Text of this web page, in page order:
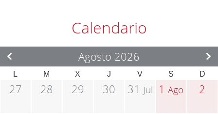
Calendario
Agosto 2026
L M X J V S D
27 28 29 30 31 Jul 1Ago 2